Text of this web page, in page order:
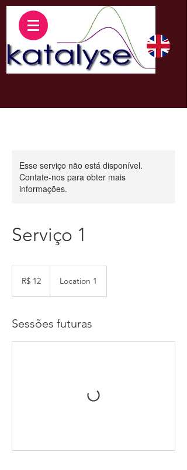
Esse serviço não está disponível.
Contate-nos para obter mais
informações.
Serviço 1
brasileiros
R$ 12 Location 1
Sessões futuras